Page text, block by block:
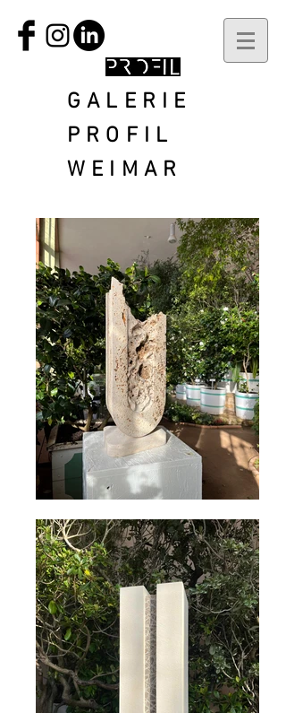
GALERIE
PROFIL
WEIMAR